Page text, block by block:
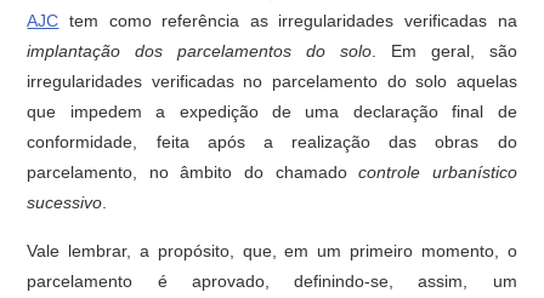
AJC tem como referência as irregularidades verificadas na
implantação dos parcelamentos do solo. Em geral, são
irregularidades verificadas no parcelamento do solo aquelas
que impedem a expedição de uma declaração final de
conformidade, feita após a realização das obras do
parcelamento, no âmbito do chamadocontrole urbanístico
sucessivo
Vale lembrar, a propósito, que, em um primeiro momento, o
parcelamento é aprovado, definindo-se, assim, um